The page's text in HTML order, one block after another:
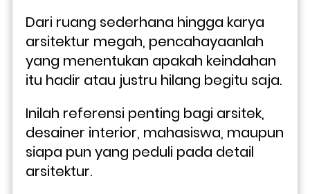
Dari ruang sederhana hingga karya
arsitektur megah, pencahayaanlah
yang menentukan apakah keindahan
itu hadir atau justru hilang begitu saja.
Inilah referensi penting bagi arsitek,
desainer interior, mahasiswa, maupun
siapa pun yang peduli pada detail
arsitektur.